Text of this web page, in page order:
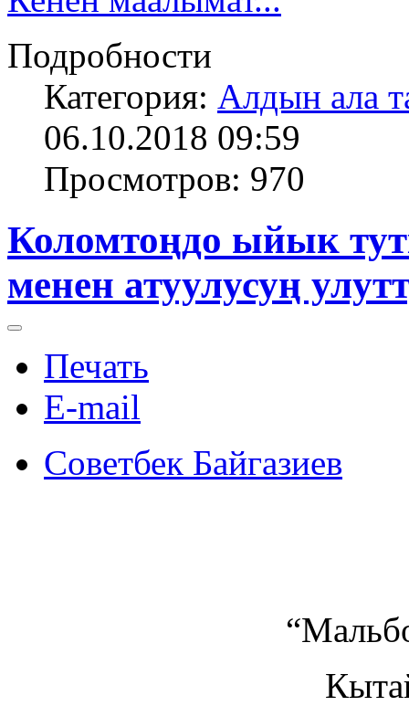
Подробности
Категория: Алдын ала
06.10.2018 09:59
Просмотров: 970
Коломтоңдо ыйык
менен атуулусуң
Печать
E-mail
Советбек Байгазиев